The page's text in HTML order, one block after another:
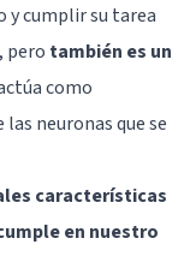
y cumplir su tarea
pero también es un
como
las neuronasque se
características
en nuestro